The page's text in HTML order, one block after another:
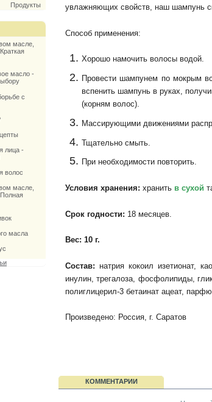
Продукты
масле,
масло -
с
лица -
волос
масле,
масла
увлажняющих свойств, наш шампунь
Способ применения:
Хорошо намочить волосы водой.
Провести шампунем по мокрым
вспенить шампунь в руках,
(корням волос).
Массирующими движениями
Тщательно смыть.
При необходимости повторить.
Условия хранения: хранить в сухой
Срок годности: 18 месяцев.
Вес: 10 г.
Состав: натрия кокоил изетионат,
инулин, трегалоза, фосфолипиды,
полиглицерил-3 бетаинат ацеат,
Произведено: Россия, г. Саратов
КОММЕНТАРИИ